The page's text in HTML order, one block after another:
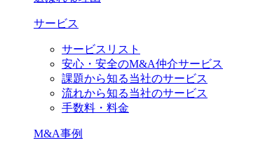
サービス
サービスリスト
安心・安全のM&A仲介サービス
課題から知る当社のサービス
流れから知る当社のサービス
手数料・料金
M&A事例